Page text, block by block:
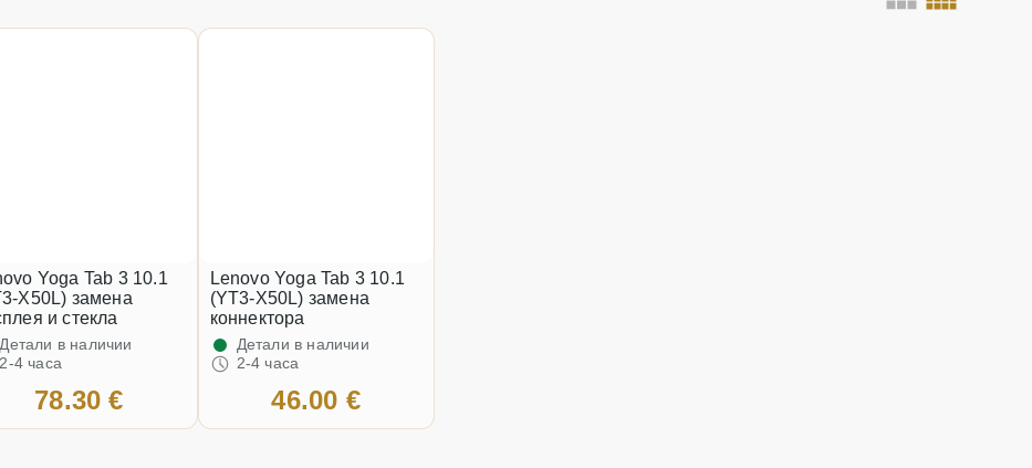
Yoga Tab 3 10.1
X50L) замена
и стекла
Детали в наличии
2-4 часа
78.30 €
Lenovo Yoga Tab 3 10.1
(YT3-X50L) замена
коннектора
Детали в наличии
2-4 часа
46.00 €